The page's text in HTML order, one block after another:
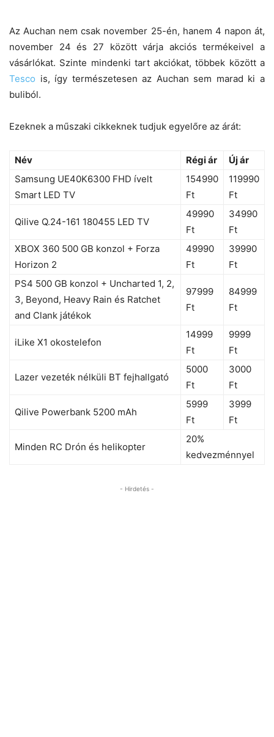
Az Auchan nem csak november 25-én, hanem 4 napon át,
november 24 és 27 között várja akciós termékeivel a
vásárlókat. Szinte mindenki tart akciókat, többek között a
Tesco is, így természetesen az Auchan sem marad ki a
buliból.
Ezeknek a műszaki cikkeknek tudjuk egyelőre az árát:
Név Régi ár
Új ár
Samsung UE40K6300 FHD ívelt
Smart LED TV
154990
Ft
119990
Ft
Qilive Q.24-161 180455 LED TV
49990
Ft
34990
Ft
XBOX 360 500 GB konzol + Forza
Horizon 2
49990
Ft
39990
Ft
PS4 500 GB konzol + Uncharted 1, 2,
3, Beyond, Heavy Rain és Ratchet
and Clank játékok
97999
Ft
84999
Ft
iLike X1 okostelefon
14999
Ft
9999
Ft
Lazer vezeték nélküli BT fejhallgató
5000
Ft
3000
Ft
Qilive Powerbank 5200 mAh
5999
Ft
3999
Ft
Minden RC Drón és helikopter
20%
kedvezménnyel
- Hirdetés -